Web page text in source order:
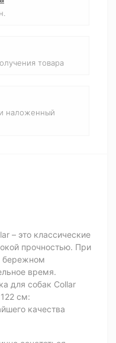
товара
наложенный
– это классические
прочностью. При
бережном
время.
для собак Collar
см:
качества